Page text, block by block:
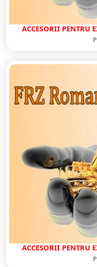
ACCESORII PENTRU
ACCESORII PENTRU